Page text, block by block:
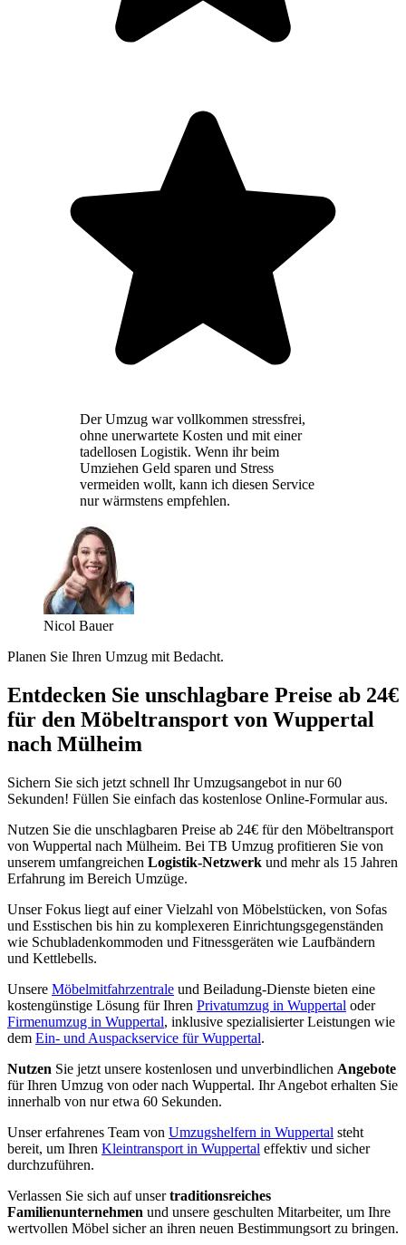
Der Umzug war vollkommen stressfrei,
ohne unerwartete Kosten und mit einer
tadellosen Logistik. Wenn ihr beim
Umziehen Geld sparen und Stress
vermeiden wollt, kann ich diesen Service
nur wärmstens empfehlen.
Nicol Bauer
Planen Sie Ihren Umzug mit Bedacht.
Entdecken Sie unschlagbare Preise ab 24€
für den Möbeltransport von Wuppertal
nach Mülheim
Sichern Sie sich jetzt schnell Ihr Umzugsangebot in nur 60
Sekunden! Füllen Sie einfach das kostenlose Online-Formular aus.
Nutzen Sie die unschlagbaren Preise ab 24€ für den Möbeltransport
von Wuppertal nach Mülheim. Bei TB Umzug profitieren Sie von
unserem umfangreichen Logistik-Netzwerk und mehr als 15 Jahren
Erfahrung im Bereich Umzüge.
Unser Fokus liegt auf einer Vielzahl von Möbelstücken, von Sofas
und Esstischen bis hin zu komplexeren Einrichtungsgegenständen
wie Schubladenkommoden und Fitnessgeräten wie Laufbändern
und Kettlebells.
Unsere Möbelmitfahrzentrale und Beiladung-Dienste bieten eine
kostengünstige Lösung für Ihren Privatumzug in Wuppertal oder
Firmenumzug in Wuppertal, inklusive spezialisierter Leistungen wie
dem Ein- und Auspackservice für Wuppertal.
Nutzen Sie jetzt unsere kostenlosen und unverbindlichen Angebote
für Ihren Umzug von oder nach Wuppertal. Ihr Angebot erhalten Sie
innerhalb von nur etwa 60 Sekunden.
Unser erfahrenes Team von Umzugshelfern in Wuppertal steht
bereit, um Ihren Kleintransport in Wuppertal effektiv und sicher
durchzuführen.
Verlassen Sie sich auf unsertraditionsreiches
Familienunternehmen und unsere geschulten Mitarbeiter, um Ihre
wertvollen Möbel sicher an ihren neuen Bestimmungsort zu bringen.